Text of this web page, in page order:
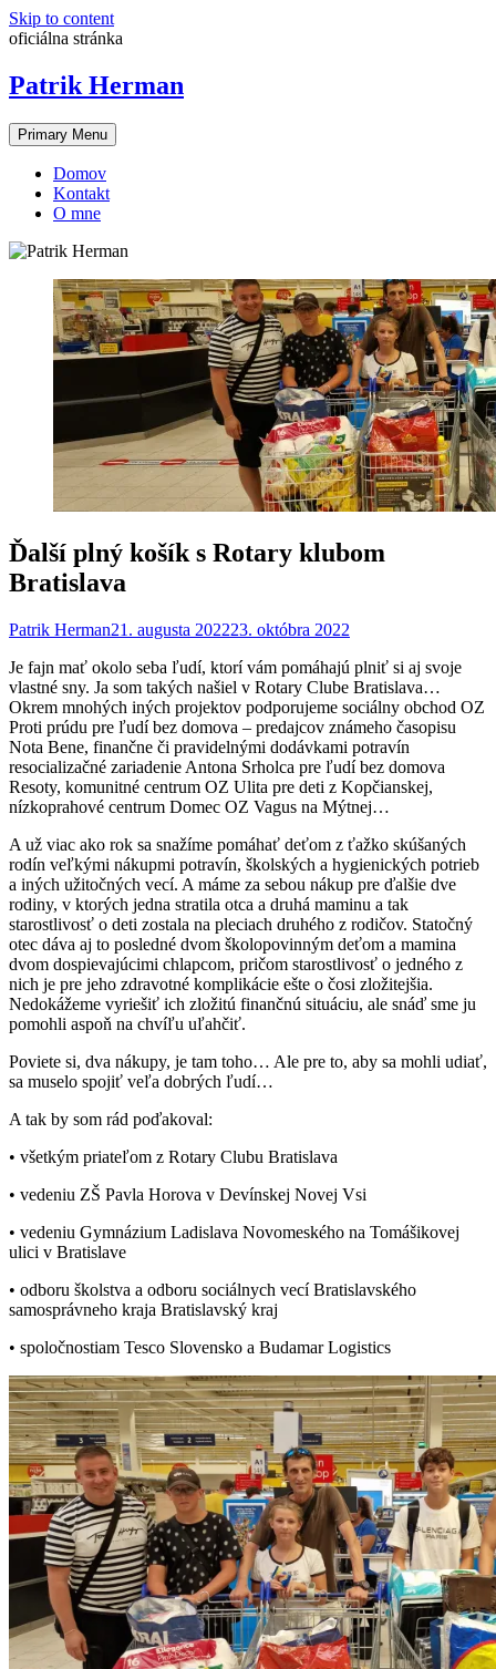
Skip to content
oficiálna stránka
Patrik Herman
Primary Menu
Domov
Kontakt
O mne
Ďalší plný košík s Rotary klubom
Bratislava
Patrik Herman21. augusta 202223. októbra 2022
Je fajn mať okolo seba ľudí, ktorí vám pomáhajú plniť si aj svoje
vlastné sny. Ja som takých našiel v Rotary Clube Bratislava…
Okrem mnohých iných projektov podporujeme sociálny obchod OZ
Proti prúdu pre ľudí bez domova – predajcov známeho časopisu
Nota Bene, finančne či pravidelnými dodávkami potravín
resocializačné zariadenie Antona Srholca pre ľudí bez domova
Resoty, komunitné centrum OZ Ulita pre deti z Kopčianskej,
nízkoprahové centrum Domec OZ Vagus na Mýtnej…
A už viac ako rok sa snažíme pomáhať deťom z ťažko skúšaných
rodín veľkými nákupmi potravín, školských a hygienických potrieb
a iných užitočných vecí. A máme za sebou nákup pre ďalšie dve
rodiny, v ktorých jedna stratila otca a druhá maminu a tak
starostlivosť o deti zostala na pleciach druhého z rodičov. Statočný
otec dáva aj to posledné dvom školopovinným deťom a mamina
dvom dospievajúcimi chlapcom, pričom starostlivosť o jedného z
nich je pre jeho zdravotné komplikácie ešte o čosi zložitejšia.
Nedokážeme vyriešiť ich zložitú finančnú situáciu, ale snáď sme ju
pomohli aspoň na chvíľu uľahčiť.
Poviete si, dva nákupy, je tam toho… Ale pre to, aby sa mohli udiať,
sa muselo spojiť veľa dobrých ľudí…
A tak by som rád poďakoval:
• všetkým priateľom z Rotary Clubu Bratislava
• vedeniu ZŠ Pavla Horova v Devínskej Novej Vsi
• vedeniu Gymnázium Ladislava Novomeského na Tomášikovej
ulici v Bratislave
• odboru školstva a odboru sociálnych vecí Bratislavského
samosprávneho kraja Bratislavský kraj
• spoločnostiam Tesco Slovensko a Budamar Logistics